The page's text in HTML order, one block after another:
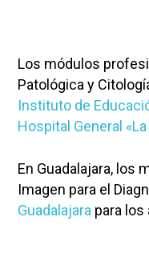
Los módulos
Patológica y
Instituto de
Hospital General
En Guadalajara, los
Imagen para el
Guadalajara para los